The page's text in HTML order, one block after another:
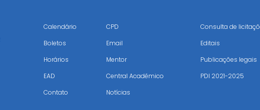
Calendário
Boletos
Horários
EAD
Contato
CPD
Email
Mentor
Central Acadêmico
Notícias
Consulta de
Editais
Publicações legais
PDI 2021-2025